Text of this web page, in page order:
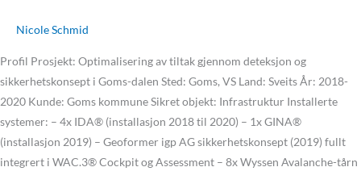
Nicole Schmid
Profil Prosjekt: Optimalisering av tiltak gjennom deteksjon og
sikkerhetskonsept i Goms-dalen Sted: Goms, VS Land: Sveits År: 2018-
2020 Kunde: Goms kommune Sikret objekt: Infrastruktur Installerte
systemer: – 4x IDA® (installasjon 2018 til 2020) – 1x GINA®
(installasjon 2019) – Geoformer igp AG sikkerhetskonsept (2019) fullt
integrert i WAC.3® Cockpit og Assessment – 8x Wyssen Avalanche-tårn